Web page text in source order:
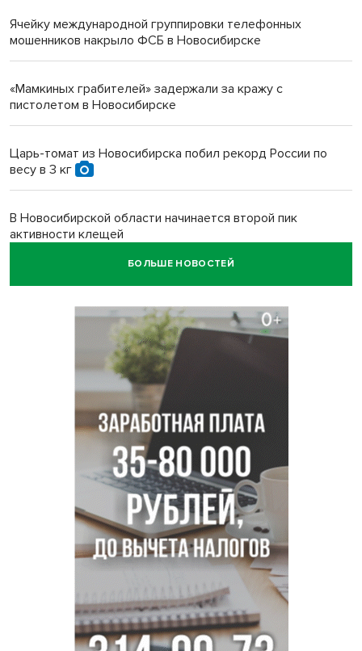
Ячейку международной группировки телефонных
мошенников накрыло ФСБ в Новосибирске
«Мамкиных грабителей» задержали за кражу с
пистолетом в Новосибирске
Царь-томат из Новосибирска побил рекорд России по
весу в 3 кг
В Новосибирской области начинается второй пик
активности клещей
БОЛЬШЕ НОВОСТЕЙ